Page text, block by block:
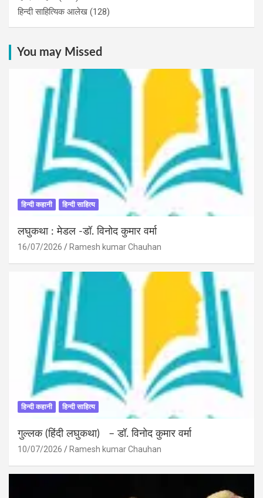
हिन्दी साहित्यिक आलेख (128)
You may Missed
हिन्दी कहानी हिन्दी साहित्य
लघुकथा : मेडल -डॉ. विनोद कुमार वर्मा
16/07/2026 Ramesh kumar Chauhan
हिन्दी कहानी हिन्दी साहित्य
गुल्लक (हिंदी लघुकथा) – डॉ. विनोद कुमार वर्मा
10/07/2026 Ramesh kumar Chauhan